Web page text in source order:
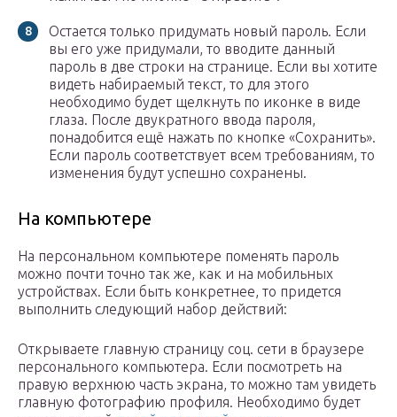
Остается только придумать новый пароль. Если
вы его уже придумали, то вводите данный
пароль в две строки на странице. Если вы хотите
видеть набираемый текст, то для этого
необходимо будет щелкнуть по иконке в виде
глаза. После двукратного ввода пароля,
понадобится ещё нажать по кнопке «Сохранить».
Если пароль соответствует всем требованиям, то
изменения будут успешно сохранены.
На компьютере
На персональном компьютере поменять пароль
можно почти точно так же, как и на мобильных
устройствах. Если быть конкретнее, то придется
выполнить следующий набор действий:
Открываете главную страницу соц. сети в браузере
персонального компьютера. Если посмотреть на
правую верхнюю часть экрана, то можно там увидеть
главную фотографию профиля. Необходимо будет